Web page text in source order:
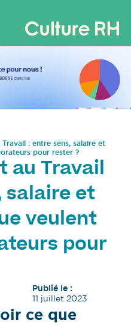
: entre sens, salaire et
pour rester ?
au Travail
salaire et
veulent
pour
Publié le :
11 juillet 2023
ce que